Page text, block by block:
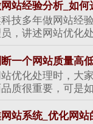
站经验分析_如何
技多年做网站经
，讲述网站优化
一个网站质量高
优化处理时，大
质很重要，可是
站系统_优化网站